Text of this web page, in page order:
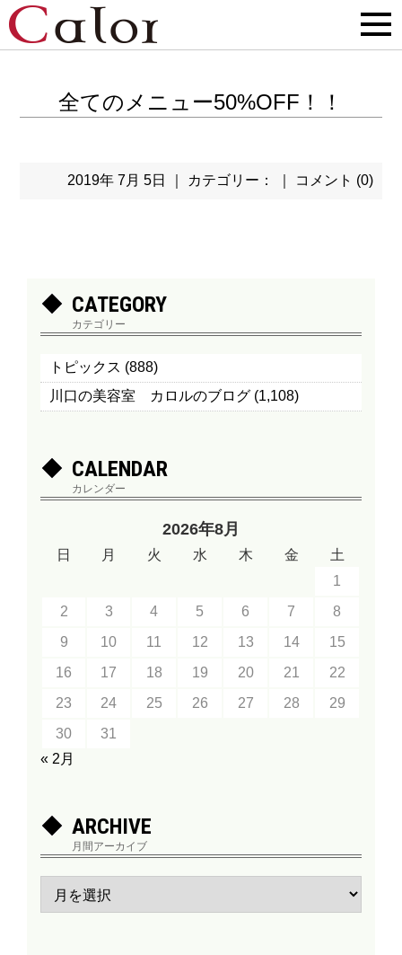
全てのメニュー50%OFF！！
2019年 7月 5日 ｜ カテゴリー： ｜ コメント (0)
CATEGORY
カテゴリー
トピックス (888)
川口の美容室 カロルのブログ (1,108)
CALENDAR
カレンダー
2026年8月
日 月 火 水 木 金
土
1
2
3 4 5 6 7
8
9
10 11 12 13 14
15
16
17 18 19 20 21
22
23
24 25 26 27 28
29
30
31
« 2月
ARCHIVE
月間アーカイブ